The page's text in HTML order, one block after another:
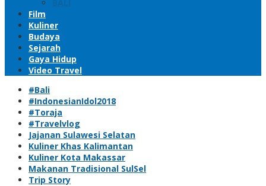
BALI
Film
Kuliner
Budaya
Sejarah
Gaya Hidup
Video Travel
#Bali
#IndonesianIdol2018
#Toraja
#Travelvlog
Jajanan Sulawesi Selatan
Kuliner Khas Kalimantan
Kuliner Kota Makassar
Makanan Tradisional SulSel
Trip Story